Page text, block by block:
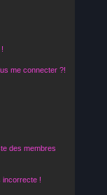
me connecter ?!
des membres
incorrecte !